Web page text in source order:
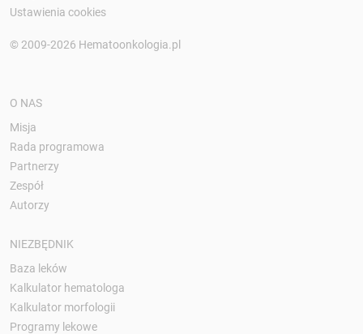
Ustawienia cookies
© 2009-2026 Hematoonkologia.pl
O NAS
Misja
Rada programowa
Partnerzy
Zespół
Autorzy
NIEZBĘDNIK
Baza leków
Kalkulator hematologa
Kalkulator morfologii
Programy lekowe